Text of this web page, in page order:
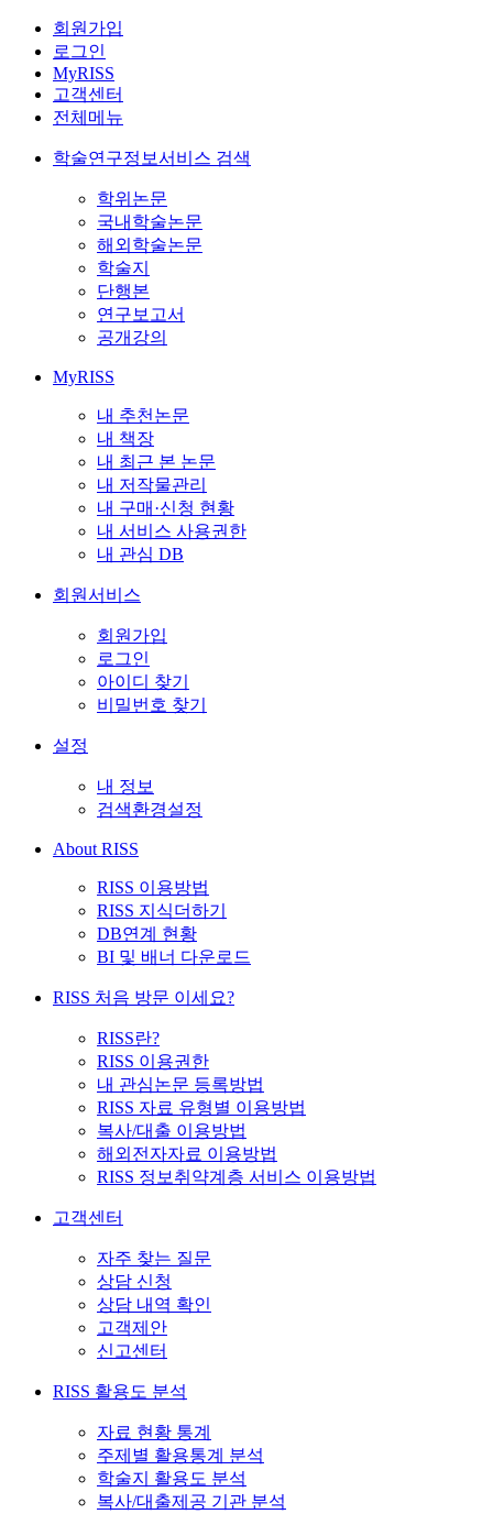
회원가입
로그인
MyRISS
고객센터
전체메뉴
학술연구정보서비스 검색
학위논문
국내학술논문
해외학술논문
학술지
단행본
연구보고서
공개강의
MyRISS
내 추천논문
내 책장
내 최근 본 논문
내 저작물관리
내 구매·신청 현황
내 서비스 사용권한
내 관심 DB
회원서비스
회원가입
로그인
아이디 찾기
비밀번호 찾기
설정
내 정보
검색환경설정
About RISS
RISS 이용방법
RISS 지식더하기
DB연계 현황
BI 및 배너 다운로드
RISS 처음 방문 이세요?
RISS란?
RISS 이용권한
내 관심논문 등록방법
RISS 자료 유형별 이용방법
복사/대출 이용방법
해외전자자료 이용방법
RISS 정보취약계층 서비스 이용방법
고객센터
자주 찾는 질문
상담 신청
상담 내역 확인
고객제안
신고센터
RISS 활용도 분석
자료 현황 통계
주제별 활용통계 분석
학술지 활용도 분석
복사/대출제공 기관 분석